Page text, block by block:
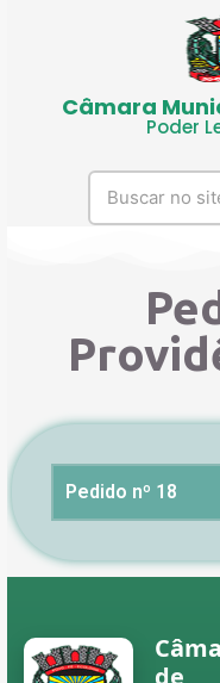
Câmara
Poder
Pedido nº 18
de